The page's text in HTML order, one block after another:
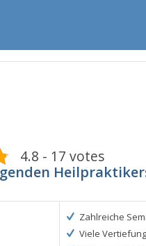
4.8 - 17 votes
Zahlreiche
Viele